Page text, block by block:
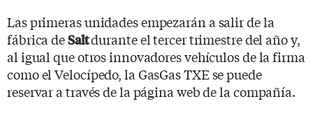
Las primeras unidades empezarán a salir de la
fábrica deSaltdurante el tercer trimestre del año y,
al igual que otros innovadores vehículos de la firma
como el Velocípedo, la GasGas TXE se puede
reservar a través de la página web de la compañía.